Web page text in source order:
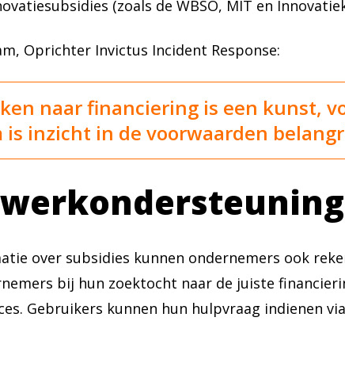
(zoals de WBSO, MIT en
Oprichter Invictus Incident Response:
naar financiering is een kunst,
is inzicht in de voorwaarden
over subsidies kunnen ondernemers ook
bij hun zoektocht naar de juiste
Gebruikers kunnen hun hulpvraag indienen